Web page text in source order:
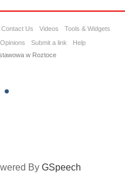
Contact Us Videos
Tools & Widgets
Opinions Submit a link
Help
w Roztoce
By GSpeech